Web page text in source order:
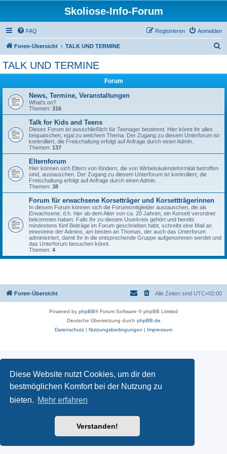
Diese Website nutzt Cookies, um dir den
bestmöglichen Komfort bei der Nutzung zu
bieten. Mehr erfahren
Verstanden!
Skoliose-Info-Forum
FAQ Anmelden
Registrieren
Foren-Übersicht TALK UND TERMINE
TALK UND TERMINE
Forum
News, Termine, Veranstaltungen
What's on?
Themen: 316
Talk for Kids and Teens
Dieses Forum ist ausschließlich für Teenager bestimmt. Hier könnt ihr alles
bequatschen, egal zu welchem Thema. Der Zugang zu diesem Unterforum ist
kontrolliert, die Freischaltung erfolgt auf Anfrage durch einen Admin.
Themen: 137
Elternforum
Hier können sich Eltern von Kindern, die von Wirbelsäulendeformität betroffen
sind, austauschen. Der Zugang zu diesem Unterforum ist kontrolliert, die
Freischaltung erfolgt auf Anfrage durch einen Admin.
Themen: 38
Forum für erwachsene Korsetträger und Korsettträgerinnen
In diesem Forum können sich die Forumsmitgleider austauschen, die als
Erwachsene, d.h. hier ab dem Alter von ca. 20 Jahren, ein Korsett verordnet
bekommen haben. Falls Ihr zu diesem Userkreis gehört und bereits
mindestens fünf Beiträge im Forum geschrieben habt, schreibt eine Mail an
einen/eine der Admins, am besten an Thomas, der auch das Unterforum
administriert, damit Ihr in die entsprechende Gruppe aufgenommen werdet und
das Unterforum besuchen könnt.
Themen: 4
Foren-Übersicht Alle Zeiten sind UTC+02:00
Powered by phpBB® Forum Software © phpBB Limited
Deutsche Übersetzung durch phpBB.de
Datenschutz | Nutzungsbedingungen | Impressum